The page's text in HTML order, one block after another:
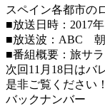
スペイン各都市の
■放送日時：2017
■放送波：ABC
■番組概要： 旅サ
次回11月18日はバ
是非ご覧ください！
バックナンバー